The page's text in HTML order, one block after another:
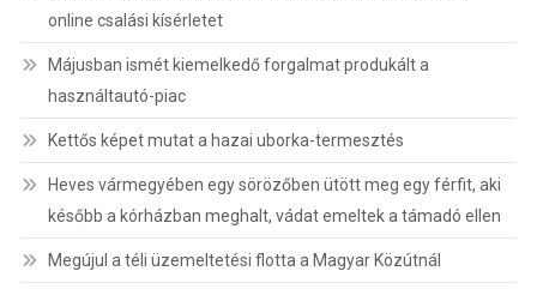
online csalási kísérletet
Májusban ismét kiemelkedő forgalmat produkált a
használtautó-piac
Kettős képet mutat a hazai uborka-termesztés
Heves vármegyében egy sörözőben ütött meg egy férfit, aki
később a kórházban meghalt, vádat emeltek a támadó ellen
Megújul a téli üzemeltetési flotta a Magyar Közútnál